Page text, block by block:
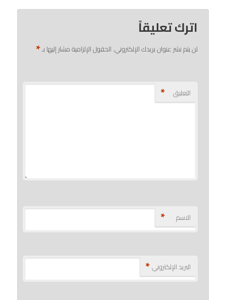
اترك تعليقاً
لن يتم نشر عنوان بريدك الإلكتروني. الحقول الإلزامية مشار إليها بـ*
التعليق *
الاسم *
البريد الإلكتروني*